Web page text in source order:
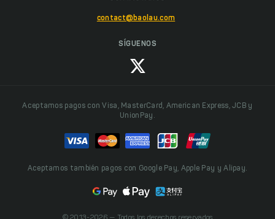
contact@baolau.com
SÍGUENOS
Aceptamos pagos con Visa, MasterCard, American Express, JCB y
UnionPay.
Aceptamos también pagos con Google Pay, Apple Pay y Alipay.